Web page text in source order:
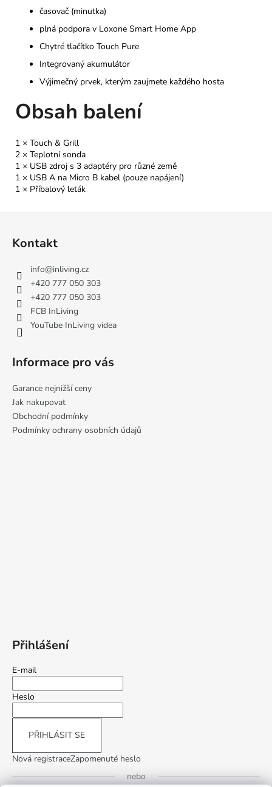
časovač (minutka)
plná podpora v Loxone Smart Home App
Chytré tlačítko Touch Pure
Integrovaný akumulátor
Výjimečný prvek, kterým zaujmete každého hosta
Obsah balení
1 × Touch & Grill
2 × Teplotní sonda
1 × USB zdroj s 3 adaptéry pro různé země
1 × USB A na Micro B kabel (pouze napájení)
1 × Příbalový leták
Kontakt
info@inliving.cz
+420 777 050 303
+420 777 050 303
FCB InLiving
YouTube InLiving videa
Informace pro vás
Garance nejnižší ceny
Jak nakupovat
Obchodní podmínky
Podmínky ochrany osobních údajů
Přihlášení
E-mail
Heslo
PŘIHLÁSIT SE
Nová registraceZapomenuté heslo
nebo